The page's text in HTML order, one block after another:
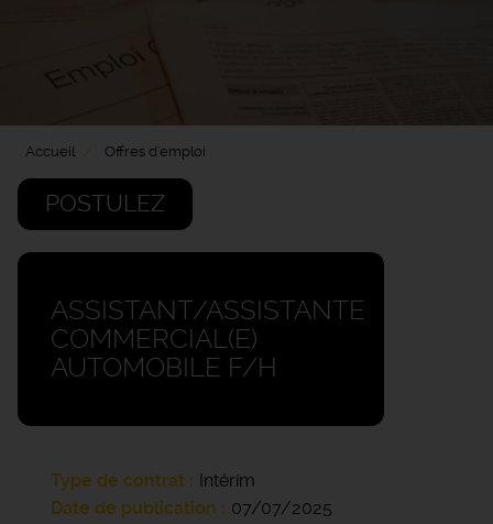
Accueil Offres d'emploi
POSTULEZ
ASSISTANT/ASSISTANTE
COMMERCIAL(E)
AUTOMOBILE F/H
Type de contrat
Intérim
Date de publication
07/07/2025